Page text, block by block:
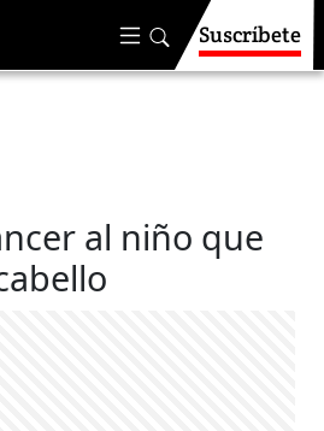
Suscríbete
al niño que